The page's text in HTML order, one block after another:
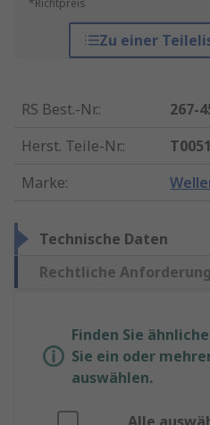
*Richtpreis
Zu einer
RS Best.-Nr.:
267-
Herst. Teile-Nr.:
Marke:
Technische Daten
Rechtliche
Finden Sie
Sie ein oder
auswählen.